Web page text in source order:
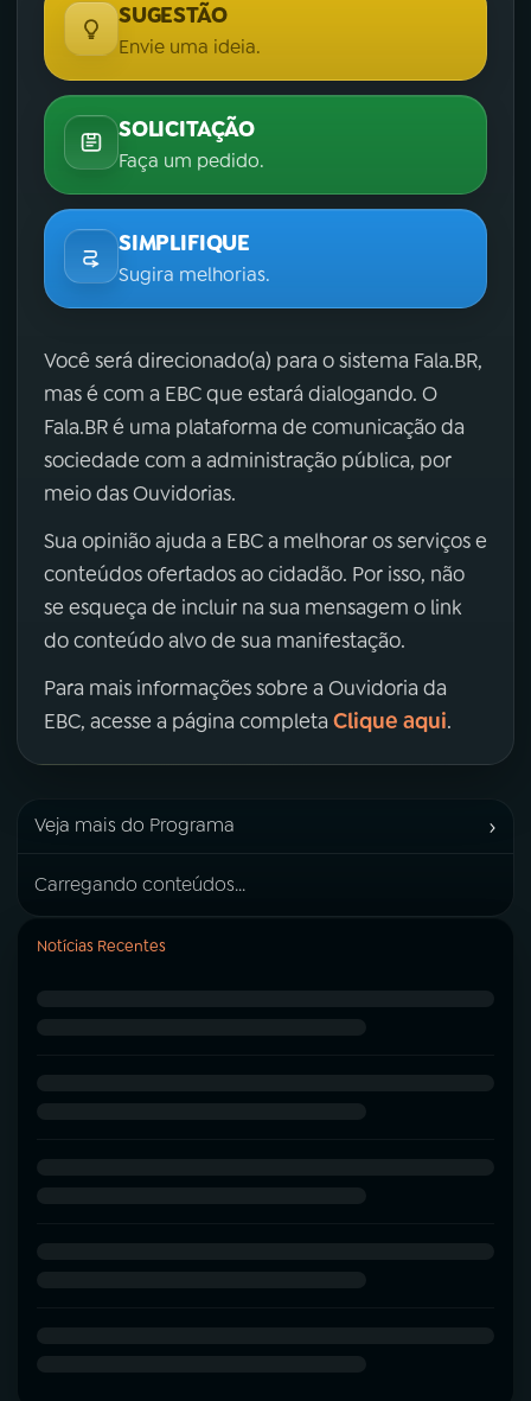
SUGESTÃO
Envie uma ideia.
SOLICITAÇÃO
Faça um pedido.
SIMPLIFIQUE
Sugira melhorias.
Você será direcionado(a) para o sistema Fala.BR,
mas é com a EBC que estará dialogando. O
Fala.BR é uma plataforma de comunicação da
sociedade com a administração pública, por
meio das Ouvidorias.
Sua opinião ajuda a EBC a melhorar os serviços e
conteúdos ofertados ao cidadão. Por isso, não
se esqueça de incluir na sua mensagem o link
do conteúdo alvo de sua manifestação.
Para mais informações sobre a Ouvidoria da
EBC, acesse a página completa Clique aqui.
Veja mais do Programa ›
Carregando conteúdos...
Notícias Recentes